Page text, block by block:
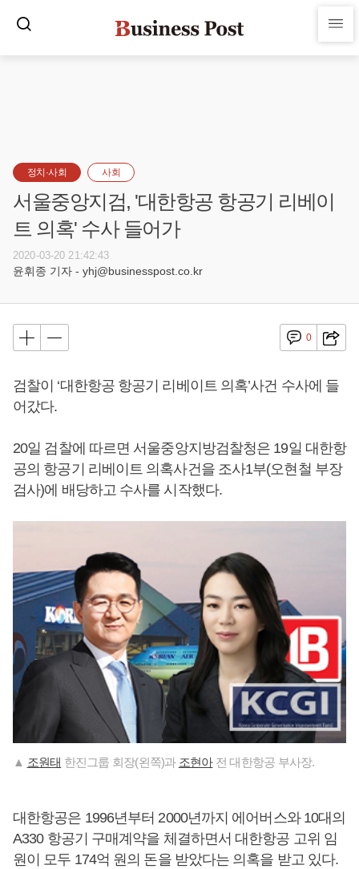
정치·사회 사회
서울중앙지검, '대한항공 항공기 리베이
트 의혹' 수사 들어가
2020-03-20 21:42:43
윤휘종 기자 - yhj@businesspost.co.kr
0
검찰이 ‘대한항공 항공기 리베이트 의혹’사건 수사에 들
어갔다.
20일 검찰에 따르면 서울중앙지방검찰청은 19일 대한항
공의 항공기 리베이트 의혹사건을 조사1부(오현철 부장
검사)에 배당하고 수사를 시작했다.
▲ 조원태 한진그룹 회장(왼쪽)과 조현아전 대한항공 부사장.
대한항공은 1996년부터 2000년까지 에어버스와 10대의
A330 항공기 구매계약을 체결하면서 대한항공 고위 임
원이 모두 174억 원의 돈을 받았다는 의혹을 받고 있다.